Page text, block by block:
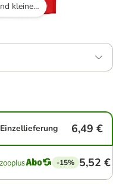
Wird von Tauben und kleinen Vögeln gerne angenommen.
Einzellieferung 6,49 €
-15% 5,52 €